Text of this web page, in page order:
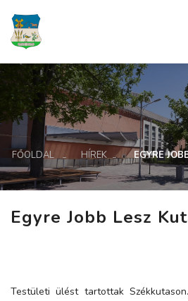
FŐOLDAL HÍREK EGYRE
Egyre Jobb Lesz
Testületi ülést tartottak